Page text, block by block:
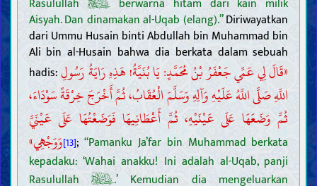
Rasulullah
berwarna hitam dari kain milik
Aisyah. Dan dinamakan al-Uqab (elang).”Diriwayatkan
dari Ummu Husain binti Abdullah bin Muhammad bin
Ali bin al-Husain bahwa dia berkata dalam sebuah
hadis:«قَالَ لِي عَمِّي جَعْفَرُ بْنُ مُحَمَّدٍ: يَا بُنَيَّةُ! هَذِهِ رَايَةُ رَسُولِ
اللَّهِ صَلَّى اللَّهُ عَلَيْهِ وَآلِهِ وَسَلَّمَ الْعُقَابُ، ثُمَّ أَخْرَجَ خِرْقَةً سَوْدَاءَ،
ثُمَّ وَضَعَهَا عَلَى عَيْنَيْهِ، ثُمَّ أَعْطَانِيهَا فَوَضَعْتُهَا عَلَى عَيْنَيَّ
وَوَجْهِي»[13];“Pamanku Ja’far bin Muhammad berkata
kepadaku: ‘Wahai anakku! Ini adalah al-Uqab, panji
Rasulullah
.’ Kemudian dia mengeluarkan